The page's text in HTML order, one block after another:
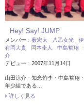
Hey! Say! JUMP
メンバー： 薮宏太 八乙女光
有岡大貴
岡本圭人 中島裕翔
介
デビュー：2007年11月14日
山田涼介・知念侑李・中島裕翔
年少組である…
詳しく見る